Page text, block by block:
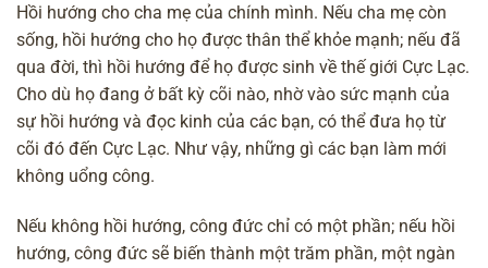
Hồi hướng cho cha mẹ của chính mình. Nếu cha mẹ còn
sống, hồi hướng cho họ được thân thể khỏe mạnh; nếu đã
qua đời, thì hồi hướng để họ được sinh về thế giới Cực Lạc.
Cho dù họ đang ở bất kỳ cõi nào, nhờ vào sức mạnh của
sự hồi hướng và đọc kinh của các bạn, có thể đưa họ từ
cõi đó đến Cực Lạc. Như vậy, những gì các bạn làm mới
không uổng công.
Nếu không hồi hướng, công đức chỉ có một phần; nếu hồi
hướng, công đức sẽ biến thành một trăm phần, một ngàn